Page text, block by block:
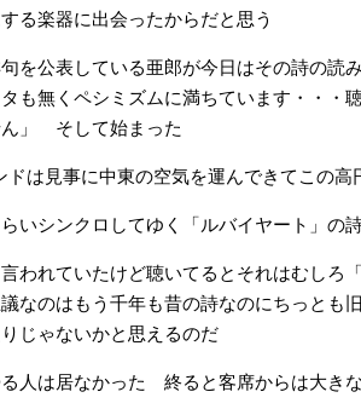
る楽器に出会ったからだと思う
を公表している亜郎が今日はその詩の
タも無くペシミズムに満ちています・・・
ん」 そして始まった
ドは見事に中東の空気を運んできてこの
いシンクロしてゆく「ルバイヤート」の
言われていたけど聴いてるとそれはむしろ
なのはもう千年も昔の詩なのにちっとも
じゃないかと思えるのだ
人は居なかった 終ると客席からは大き